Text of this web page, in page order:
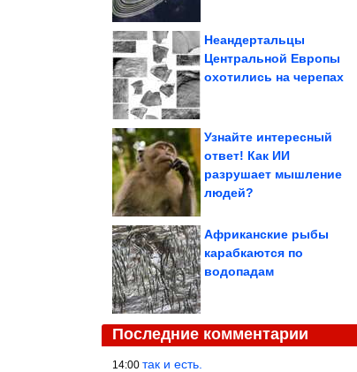
Неандертальцы
Центральной Европы
охотились на черепах
Узнайте интересный
ответ! Как ИИ
разрушает мышление
людей?
Африканские рыбы
карабкаются по
водопадам
Последние комментарии
14:00 так и есть.